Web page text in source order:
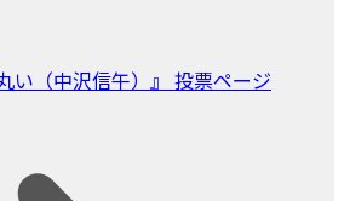
い（中沢信午）』 投票ページ